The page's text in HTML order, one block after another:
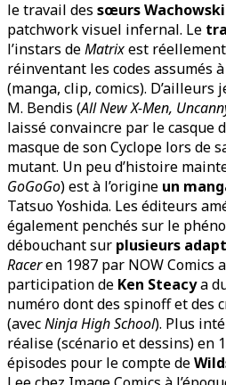
le travail des sœurs Wachowski
patchwork visuel infernal. Le
l’instars deMatrixest réellement
réinventant les codes assumés
(manga, clip, comics). D’ailleurs
M. Bendis (All New X-Men,
laissé convaincre par le casque
masque de son Cyclope lors de
mutant. Un peu d’histoire
GoGoGo) est à l’origine un
Tatsuo Yoshida. Les éditeurs
également penchés sur le
débouchant sur plusieurs
Raceren 1987 par NOW Comics
participation de Ken Steacya
numéro dont des spinoff et des
(avecNinja High School). Plus
réalise (scénario et dessins) en
épisodes pour le compte de